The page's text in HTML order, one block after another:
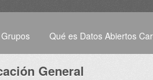
Grupos Qué es Datos Abiertos
General